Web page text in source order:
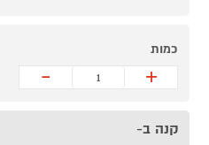
כמות
+
-
קנה ב-